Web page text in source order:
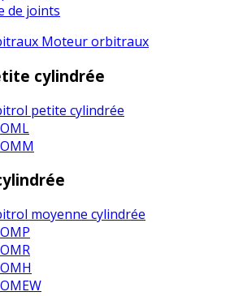
de joints
Moteur orbitraux
cylindrée